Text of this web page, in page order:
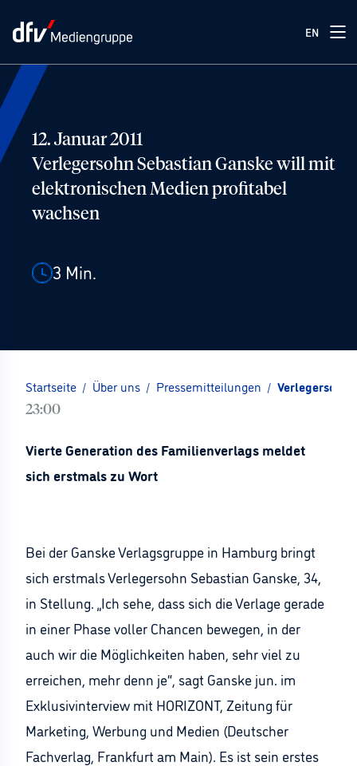
EN
12. Januar 2011
Verlegersohn Sebastian Ganske will mit
elektronischen Medien profitabel
wachsen
3 Min.
Startseite / Über uns / Pressemitteilungen / Verlegersohn
23:00
Vierte Generation des Familienverlags meldet
sich erstmals zu Wort
Bei der Ganske Verlagsgruppe in Hamburg bringt
sich erstmals Verlegersohn Sebastian Ganske, 34,
in Stellung. „Ich sehe, dass sich die Verlage gerade
in einer Phase voller Chancen bewegen, in der
auch wir die Möglichkeiten haben, sehr viel zu
erreichen, mehr denn je“, sagt Ganske jun. im
Exklusivinterview mit HORIZONT, Zeitung für
Marketing, Werbung und Medien (Deutscher
Fachverlag, Frankfurt am Main). Es ist sein erstes